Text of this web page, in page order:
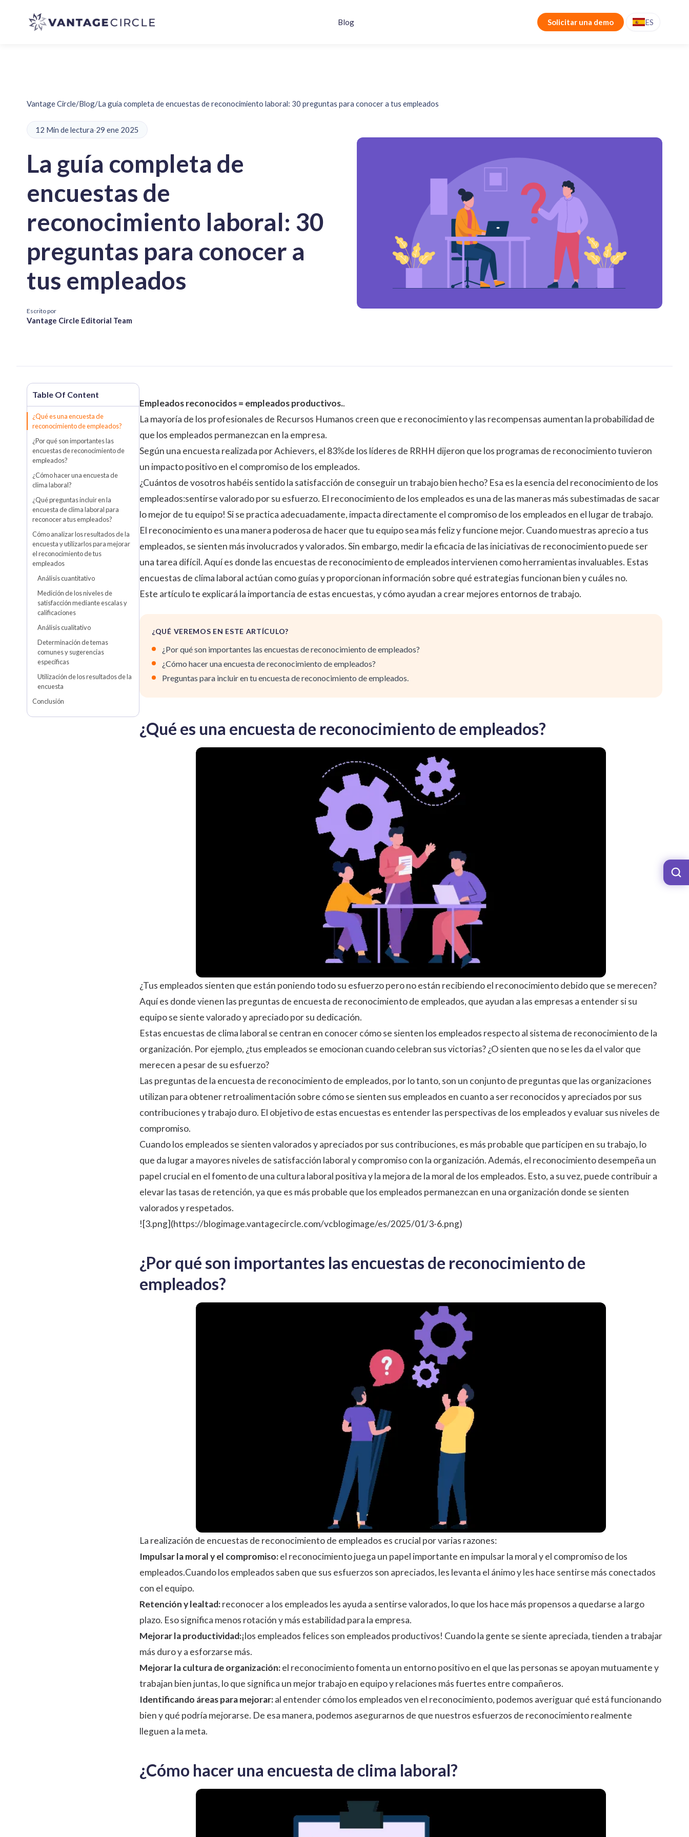
Blog Solicitar una demo ES
Vantage Circle/Blog/La guía completa de encuestas de reconocimiento laboral: 30 preguntas para conocer a tus empleados
12 Min de lectura·29 ene 2025
La guía completa de
encuestas de
reconocimiento laboral: 30
preguntas para conocer a
tus empleados
Escrito por
Vantage Circle Editorial Team
¿Qué es una encuesta de
reconocimiento de empleados?
¿Por qué son importantes las
encuestas de reconocimiento de
empleados?
¿Cómo hacer una encuesta de
clima laboral?
¿Qué preguntas incluir en la
encuesta de clima laboral para
reconocer a tus empleados?
Cómo analizar los resultados de la
encuesta y utilizarlos para mejorar
el reconocimiento de tus
empleados
Análisis cuantitativo
Medición de los niveles de
satisfacción mediante escalas y
calificaciones
Análisis cualitativo
Determinación de temas
comunes y sugerencias
específicas
Utilización de los resultados de la
encuesta
Conclusión
Empleados reconocidos = empleados productivos..
La mayoría de los profesionales de Recursos Humanos creen que e reconocimiento y las recompensas aumentan la probabilidad de
que los empleados permanezcan en la empresa.
Según una encuesta realizada por Achievers, el 83%de los líderes de RRHH dijeron que los programas de reconocimiento tuvieron
un impacto positivo en el compromiso de los empleados.
¿Cuántos de vosotros habéis sentido la satisfacción de conseguir un trabajo bien hecho? Esa es la esencia del reconocimiento de los
empleados:sentirse valorado por su esfuerzo. El reconocimiento de los empleados es una de las maneras más subestimadas de sacar
lo mejor de tu equipo! Si se practica adecuadamente, impacta directamente el compromiso de los empleados en el lugar de trabajo.
El reconocimiento es una manera poderosa de hacer que tu equipo sea más feliz y funcione mejor. Cuando muestras aprecio a tus
empleados, se sienten más involucrados y valorados. Sin embargo, medir la eficacia de las iniciativas de reconocimiento puede ser
una tarea difícil. Aquí es donde las encuestas de reconocimiento de empleados intervienen como herramientas invaluables. Estas
encuestas de clima laboral actúan como guías y proporcionan información sobre qué estrategias funcionan bien y cuáles no.
Este artículo te explicará la importancia de estas encuestas, y cómo ayudan a crear mejores entornos de trabajo.
¿QUÉ VEREMOS EN ESTE ARTÍCULO?
¿Por qué son importantes las encuestas de reconocimiento de empleados?
¿Cómo hacer una encuesta de reconocimiento de empleados?
Preguntas para incluir en tu encuesta de reconocimiento de empleados.
¿Qué es una encuesta de reconocimiento de empleados?
¿Tus empleados sienten que están poniendo todo su esfuerzo pero no están recibiendo el reconocimiento debido que se merecen?
Aquí es donde vienen las preguntas de encuesta de reconocimiento de empleados, que ayudan a las empresas a entender si su
equipo se siente valorado y apreciado por su dedicación.
Estas encuestas de clima laboral se centran en conocer cómo se sienten los empleados respecto al sistema de reconocimiento de la
organización. Por ejemplo, ¿tus empleados se emocionan cuando celebran sus victorias? ¿O sienten que no se les da el valor que
merecen a pesar de su esfuerzo?
Las preguntas de la encuesta de reconocimiento de empleados, por lo tanto, son un conjunto de preguntas que las organizaciones
utilizan para obtener retroalimentación sobre cómo se sienten sus empleados en cuanto a ser reconocidos y apreciados por sus
contribuciones y trabajo duro. El objetivo de estas encuestas es entender las perspectivas de los empleados y evaluar sus niveles de
compromiso.
Cuando los empleados se sienten valorados y apreciados por sus contribuciones, es más probable que participen en su trabajo, lo
que da lugar a mayores niveles de satisfacción laboral y compromiso con la organización. Además, el reconocimiento desempeña un
papel crucial en el fomento de una cultura laboral positivay la mejora de la moral de los empleados. Esto, a su vez, puede contribuir a
elevar las tasas de retención, ya que es más probable que los empleados permanezcan en una organización donde se sienten
valorados y respetados.
![3.png](https://blogimage.vantagecircle.com/vcblogimage/es/2025/01/3-6.png)
¿Por qué son importantes las encuestas de reconocimiento de
empleados?
La realización de encuestas de reconocimiento de empleados es crucial por varias razones:
Impulsar la moral y el compromiso:el reconocimiento juega un papel importante en impulsar la moral y el compromiso de los
empleados.Cuando los empleados saben que sus esfuerzos son apreciados, les levanta el ánimo y les hace sentirse más conectados
con el equipo.
Retención y lealtad:reconocer a los empleados les ayuda a sentirse valorados, lo que los hace más propensos a quedarse a largo
plazo. Eso significa menos rotación y más estabilidad para la empresa.
Mejorar la productividad:¡los empleados felices son empleados productivos! Cuando la gente se siente apreciada, tienden a trabajar
más duro y a esforzarse más.
Mejorar la cultura de organización:el reconocimiento fomenta un entorno positivo en el que las personas se apoyan mutuamente y
trabajan bien juntas, lo que significa un mejor trabajo en equipo y relaciones más fuertes entre compañeros.
Identificando áreas para mejorar:al entender cómo los empleados ven el reconocimiento, podemos averiguar qué está funcionando
bien y qué podría mejorarse. De esa manera, podemos asegurarnos de que nuestros esfuerzos de reconocimiento realmente
lleguen a la meta.
¿Cómo hacer una encuesta de clima laboral?